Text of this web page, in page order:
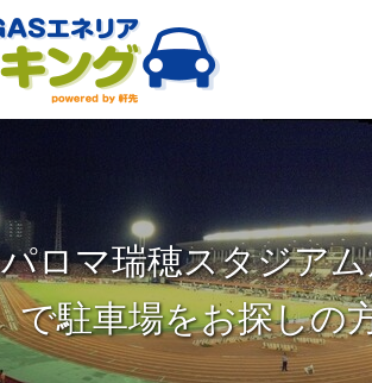
パロマ瑞穂スタジア
で駐車場をお探しの